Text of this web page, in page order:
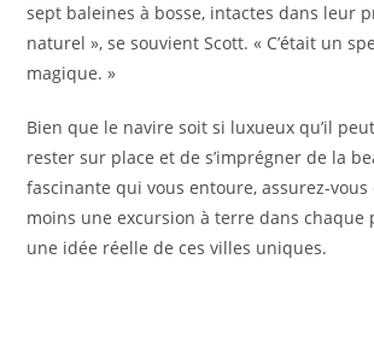
sept baleines à bosse, intactes dans leur
naturel », se souvient Scott. « C’était un
magique. »
Bien que le navire soit si luxueux qu’il
rester sur place et de s’imprégner de la
fascinante qui vous entoure, assurez-vous
moins une excursion à terre dans chaque
une idée réelle de ces villes uniques.